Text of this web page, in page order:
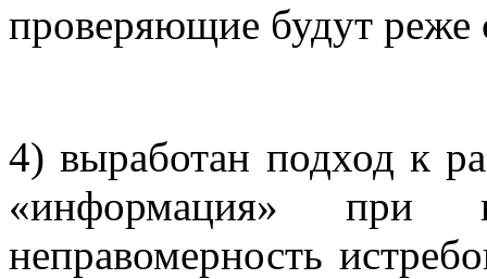
проверяющие будут
4) выработан подход к
«информация» при
неправомерность